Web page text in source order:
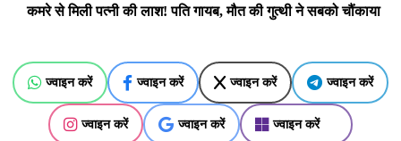
कमरे से मिली पत्नी की लाश! पति गायब, मौत की गुत्थी ने सबको चौंकाया
ज्वाइन करें ज्वाइन करें ज्वाइन करें ज्वाइन करें
ज्वाइन करें ज्वाइन करें ज्वाइन करें